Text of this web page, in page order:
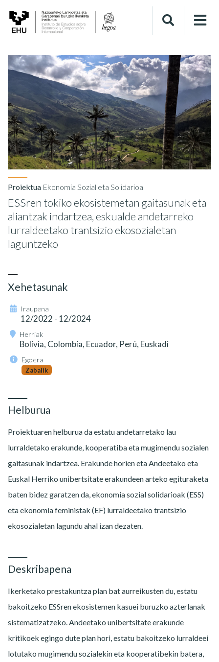
Proiektua Ekonomia Sozial eta Solidarioa
ESSren tokiko ekosistemetan gaitasunak eta
aliantzak indartzea, eskualde andetarreko
lurraldeetako trantsizio ekosozialetan
laguntzeko
Helburua
Proiektuaren helburua da estatu andetarretako lau
lurraldetako erakunde, kooperatiba eta mugimendu sozialen
gaitasunak indartzea. Erakunde horien eta Andeetako eta
Euskal Herriko unibertsitate erakundeen arteko egituraketa
baten bidez garatzen da, ekonomia sozial solidarioak (ESS)
eta ekonomia feministak (EF) lurraldeetako trantsizio
ekosozialetan lagundu ahal izan dezaten.
Deskribapena
Ikerketako prestakuntza plan bat aurreikusten du, estatu
bakoitzeko ESSren ekosistemen kasuei buruzko azterlanak
sistematizatzeko. Andeetako unibertsitate erakunde
kritikoek egingo dute plan hori, estatu bakoitzeko lurraldeei
lotutako mugimendu sozialekin eta kooperatibekin batera,
Xehetasunak
Iraupena
12/2022 - 12/2024
Herriak
Bolivia, Colombia, Ecuador, Perú, Euskadi
Egoera
Zabalik